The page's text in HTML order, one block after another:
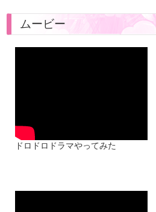
ムービー
ドロドロドラマやってみた